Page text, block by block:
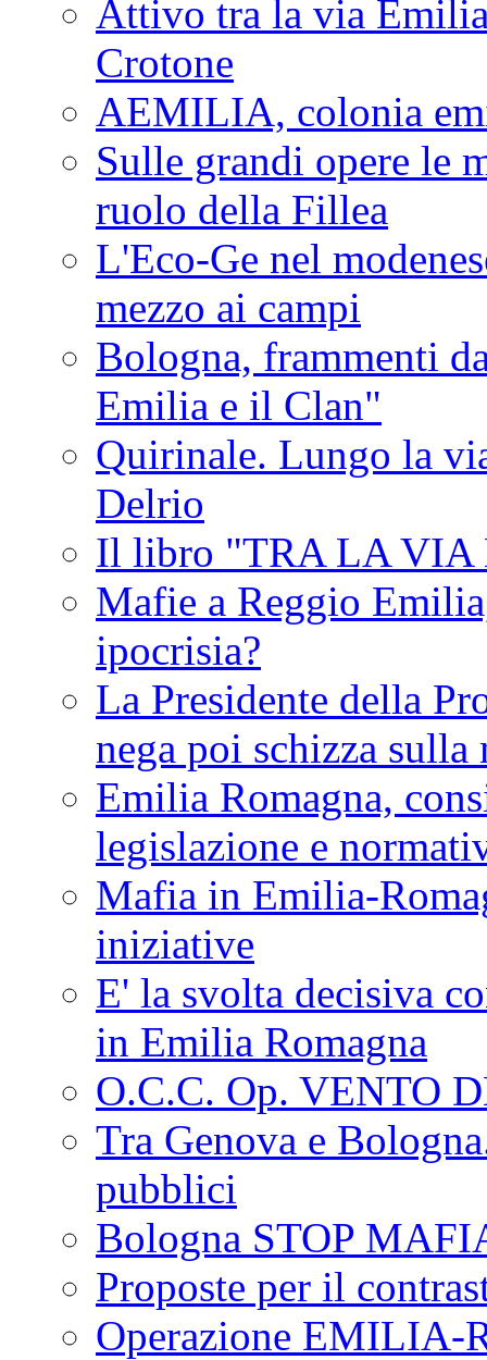
Attivo tra la via
Crotone
AEMILIA, colonia
Sulle grandi opere le
ruolo della Fillea
L'Eco-Ge nel
mezzo ai campi
Bologna, frammenti
Emilia e il Clan"
Quirinale. Lungo la
Delrio
Il libro "TRA LA
Mafie a Reggio
ipocrisia?
La Presidente della
nega poi schizza sulla
Emilia Romagna,
legislazione e
Mafia in Emilia-
iniziative
E' la svolta decisiva
in Emilia Romagna
O.C.C. Op. VENTO
Tra Genova e
pubblici
Bologna STOP
Proposte per il
Operazione EMILIA-